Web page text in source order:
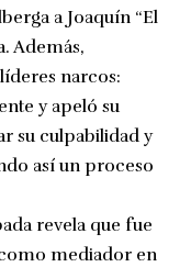
a Joaquín “El
Además,
narcos:
y apeló su
su culpabilidad y
así un proceso
revela que fue
mediador en